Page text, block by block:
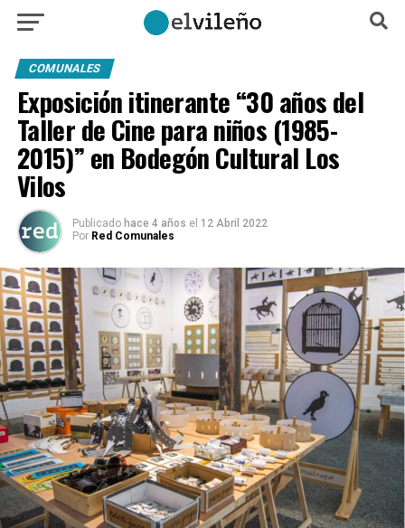
COMUNALES
Exposición itinerante “30 años del
Taller de Cine para niños (1985-
2015)” en Bodegón Cultural Los
Vilos
Publicado hace 4 años el 12 Abril 2022
Por Red Comunales